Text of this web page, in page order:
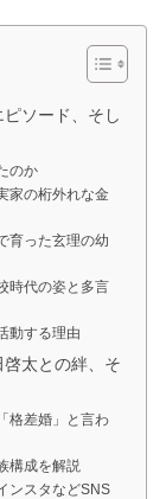
ソード、そし
のか
家の桁外れな金
育った玄理の幼
時代の姿と多言
動する理由
太との絆、そ
格差婚」と言わ
構成を解説
ンスタなどSNS